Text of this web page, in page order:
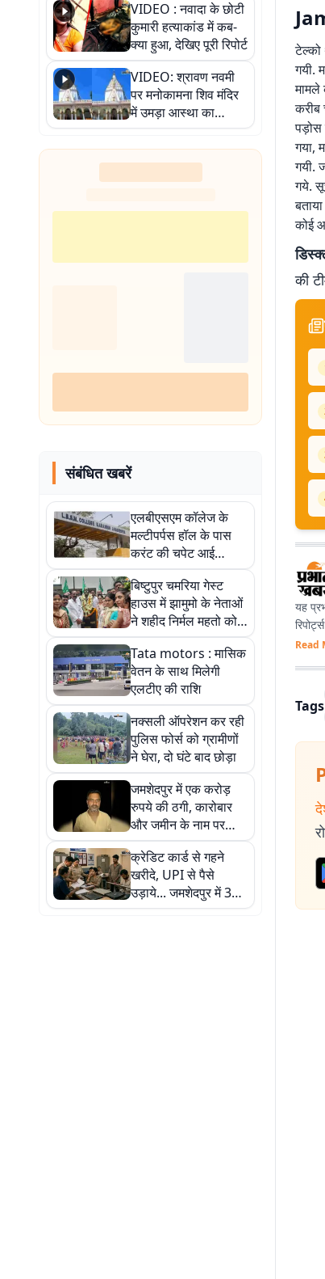
जब्त
VIDEO : नवादा के छोटी
कुमारी हत्याकांड में कब-
क्या हुआ, देखिए पूरी रिपोर्ट
VIDEO: श्रावण नवमी
पर मनोकामना शिव मंदिर
में उमड़ा आस्था का
सैलाब, हर-हर महादेव के
जयघोष से गूंजा परिसर
संबंधित खबरें
एलबीएसएम कॉलेज के
मल्टीपर्पस हॉल के पास
करंट की चपेट आई
छात्रा, जख्मी
बिष्टुपुर चमरिया गेस्ट
हाउस में झामुमो के नेताओं
ने शहीद निर्मल महतो को
दी श्रद्धांजलि
Tata motors : मासिक
वेतन के साथ मिलेगी
एलटीए की राशि
नक्सली ऑपरेशन कर रही
पुलिस फोर्स को ग्रामीणों
ने घेरा, दो घंटे बाद छोड़ा
जमशेदपुर में एक करोड़
रुपये की ठगी, कारोबार
और जमीन के नाम पर
उड़ाये पैसे
क्रेडिट कार्ड से गहने
खरीदे, UPI से पैसे
उड़ाये... जमशेदपुर में 3
लोग बने साइबर ठगी के
टेल्को
गयी.
मामले
करीब
पड़ोस
गया,
गयी.
गये.
कोई
की
यह
Read
Tags